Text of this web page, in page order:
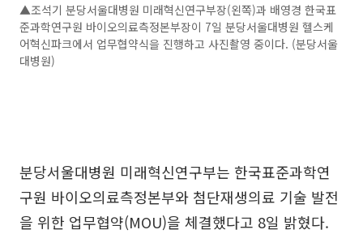
▲조석기 분당서울대병원 미래혁신연구부장(왼쪽)과 배영경 한국표
준과학연구원 바이오의료측정본부장이 7일 분당서울대병원 헬스케
어혁신파크에서 업무협약식을 진행하고 사진촬영 중이다. (분당서울
대병원)
분당서울대병원 미래혁신연구부는 한국표준과학연
구원 바이오의료측정본부와 첨단재생의료 기술 발전
을 위한 업무협약(MOU)을 체결했다고 8일 밝혔다.